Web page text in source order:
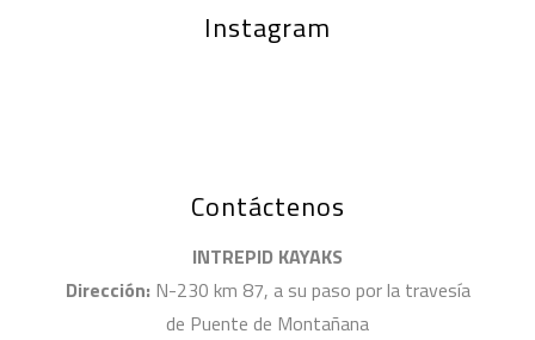
Instagram
Contáctenos
INTREPID KAYAKS
Dirección: N-230 km 87, a su paso por la travesía
de Puente de Montañana